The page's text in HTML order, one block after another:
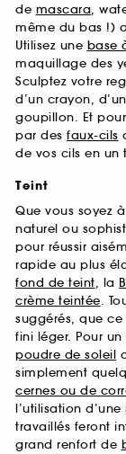
de mascara,
même du bas !)
Utilisez une base
maquillage des
Sculptez votre
d’un crayon,
goupillon. Et
par des faux-cils
de vos cils en un
Teint
Que vous soyez
naturel ou
pour réussir
rapide au plus
fond de teint, la
crème teintée.
suggérés, que ce
fini léger. Pour
poudre de soleil
simplement
cernes ou de
l’utilisation d’une
travaillés feront
grand renfort de